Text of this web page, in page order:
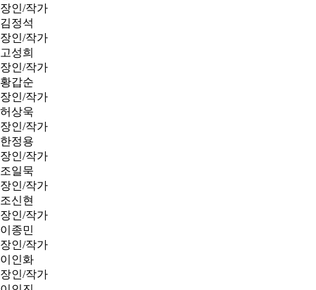
장인/작가
김정석
장인/작가
고성희
장인/작가
황갑순
장인/작가
허상욱
장인/작가
한정용
장인/작가
조일묵
장인/작가
조신현
장인/작가
이종민
장인/작가
이인화
장인/작가